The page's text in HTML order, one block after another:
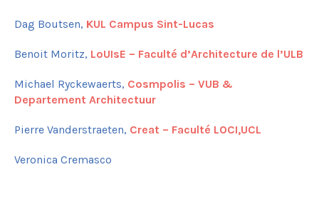
Gemeenteplein van Molenbeek
Dumonplein
Vlakte van Bourdon
Zennepark
Dag Boutsen, KUL Campus Sint-Lucas
Benoit Moritz, LoUIsE – Faculté d’Architecture de l’ULB
Michael Ryckewaerts, Cosmpolis – VUB &
Departement Architectuur
Pierre Vanderstraeten, Creat – Faculté LOCI,UCL
Veronica Cremasco